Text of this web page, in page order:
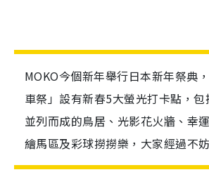
MOKO今個新年舉行日本新年祭典
車祭」設有新春5大螢光打卡點，
並列而成的鳥居、光影花火牆、幸
繪馬區及彩球撈撈樂，大家經過不